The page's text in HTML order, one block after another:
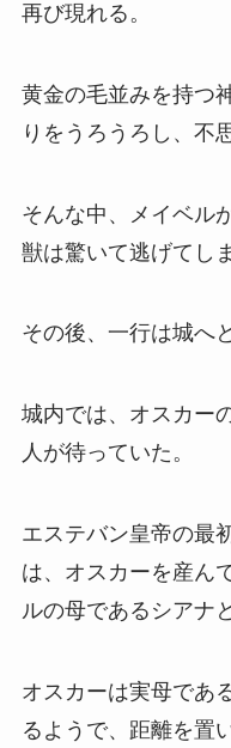
再び現れる。
黄金の毛並みを持つ
りをうろうろし、不
そんな中、メイベル
獣は驚いて逃げてし
その後、一行は城へ
城内では、オスカー
人が待っていた。
エステバン皇帝の最
は、オスカーを産ん
ルの母であるシアナ
オスカーは実母であ
るようで、距離を置